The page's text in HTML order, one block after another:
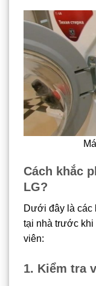
Cách khắc
LG?
Dưới đây là các
tại nhà trước khi
viên:
1. Kiểm tra